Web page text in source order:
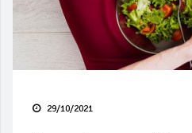
29/10/2021